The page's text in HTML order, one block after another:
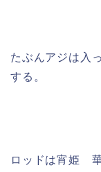
たぶんアジは入
する。
ロッドは宵姫